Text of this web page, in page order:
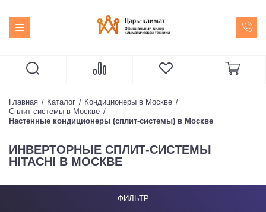
Главная Каталог
Кондиционеры в Москве
Сплит-системы в Москве
Настенные кондиционеры (сплит-системы) в Москве
ИНВЕРТОРНЫЕ СПЛИТ-СИСТЕМЫ
HITACHI В МОСКВЕ
ФИЛЬТР